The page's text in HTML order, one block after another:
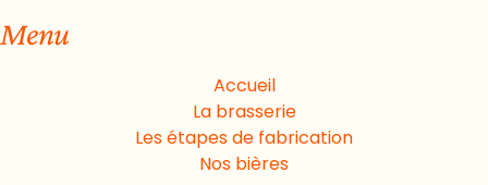
Menu
Accueil
La brasserie
Les étapes de fabrication
Nos bières